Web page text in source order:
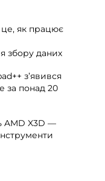
як працює
збору даних
з’явився
за понад 20
AMD X3D —